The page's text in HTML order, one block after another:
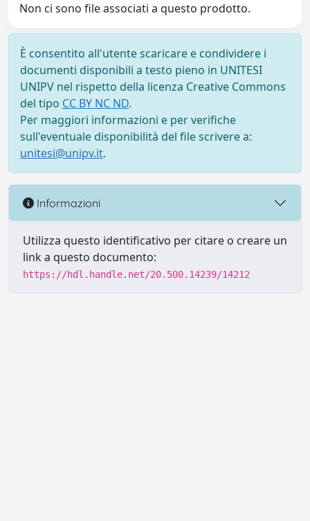
Non ci sono file associati a questo prodotto.
È consentito all'utente scaricare e condividere i
documenti disponibili a testo pieno in UNITESI
UNIPV nel rispetto della licenza Creative Commons
del tipo CC BY NC ND.
Per maggiori informazioni e per verifiche
sull'eventuale disponibilità del file scrivere a:
unitesi@unipv.it.
Informazioni
Utilizza questo identificativo per citare o creare un
link a questo documento:
https://hdl.handle.net/20.500.14239/14212